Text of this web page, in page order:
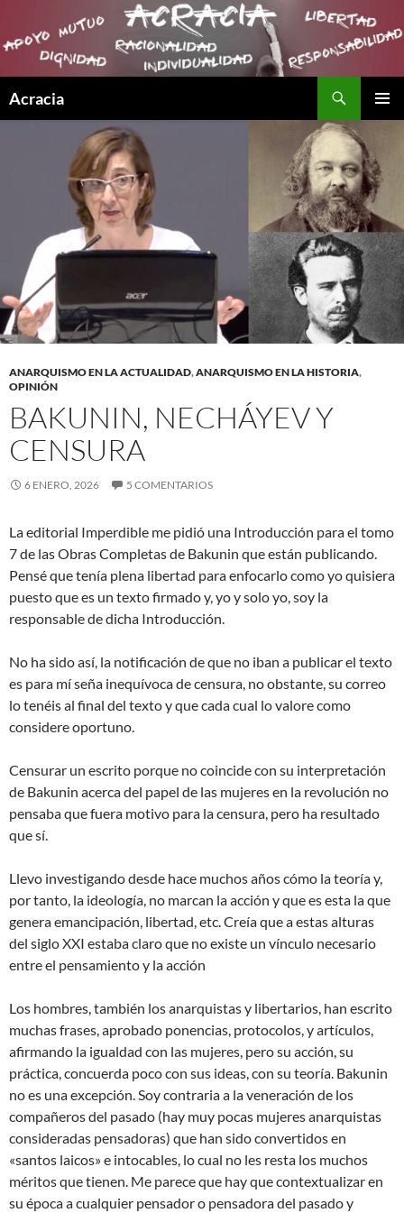
Acracia
CONTENIDO
ANARQUISMO EN LA ACTUALIDAD,ANARQUISMO EN LA HISTORIA,
OPINIÓN
BAKUNIN, NECHÁYEV Y
CENSURA
6 ENERO, 2026 5 COMENTARIOS
La editorial Imperdible me pidió una Introducción para el tomo
7 de las Obras Completas de Bakunin que están publicando.
Pensé que tenía plena libertad para enfocarlo como yo quisiera
puesto que es un texto firmado y, yo y solo yo, soy la
responsable de dicha Introducción.
No ha sido así, la notificación de que no iban a publicar el texto
es para mí seña inequívoca de censura, no obstante, su correo
lo tenéis al final del texto y que cada cual lo valore como
considere oportuno.
Censurar un escrito porque no coincide con su interpretación
de Bakunin acerca del papel de las mujeres en la revolución no
pensaba que fuera motivo para la censura, pero ha resultado
que sí.
Llevo investigando desde hace muchos años cómo la teoría y,
por tanto, la ideología, no marcan la acción y que es esta la que
genera emancipación, libertad, etc. Creía que a estas alturas
del siglo XXI estaba claro que no existe un vínculo necesario
entre el pensamiento y la acción
Los hombres, también los anarquistas y libertarios, han escrito
muchas frases, aprobado ponencias, protocolos, y artículos,
afirmando la igualdad con las mujeres, pero su acción, su
práctica, concuerda poco con sus ideas, con su teoría. Bakunin
no es una excepción. Soy contraria a la veneración de los
compañeros del pasado (hay muy pocas mujeres anarquistas
consideradas pensadoras) que han sido convertidos en
«santos laicos» e intocables, lo cual no les resta los muchos
méritos que tienen. Me parece que hay que contextualizar en
su época a cualquier pensador o pensadora del pasado y